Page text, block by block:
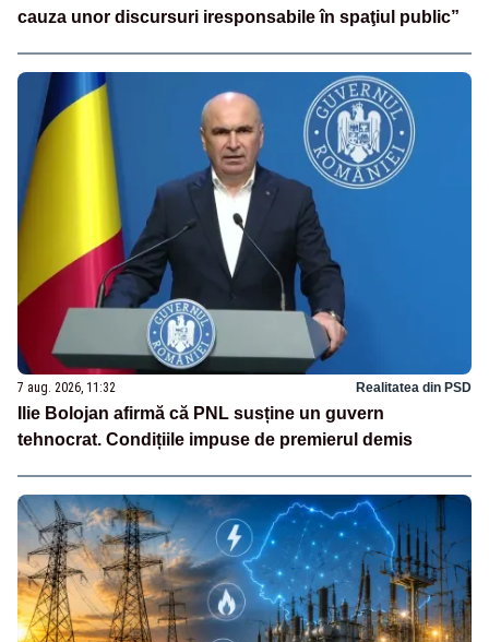
cauza unor discursuri iresponsabile în spaţiul public”
7 aug. 2026, 11:32 Realitatea din PSD
Ilie Bolojan afirmă că PNL susține un guvern
tehnocrat. Condițiile impuse de premierul demis